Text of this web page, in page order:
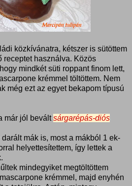
közkívánatra, kétszer is sütöttem
receptet használva. Közös
mindkét süti roppant finom lett,
krémmel töltöttem. Nem
még ezt az egyet bekapom típusú
már jól beváltsárgarépás-diós
mák is, most a mákból 1 ek-
helyettesítettem, így lettek a
mindegyiket megtöltöttem
krémmel, majd enyhén